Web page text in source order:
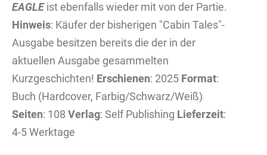
EAGLEist ebenfalls wieder mit von der Partie.
Hinweis: Käufer der bisherigen "Cabin Tales"-
Ausgabe besitzen bereits die der in der
aktuellen Ausgabe gesammelten
Kurzgeschichten! Erschienen: 2025 Format:
Buch (Hardcover, Farbig/Schwarz/Weiß)
Seiten: 108 Verlag: Self Publishing Lieferzeit:
4-5 Werktage